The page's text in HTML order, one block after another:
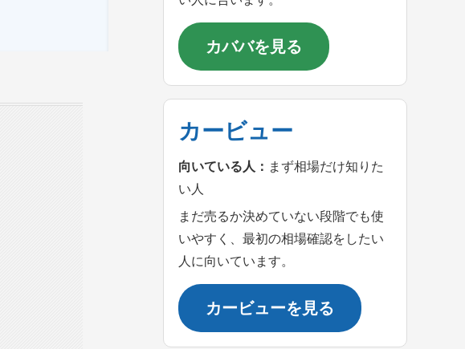
カババを見る
カービュー
向いている人： まず相場だけ知りた
い人
まだ売るか決めていない段階でも使
いやすく、最初の相場確認をしたい
人に向いています。
カービューを見る